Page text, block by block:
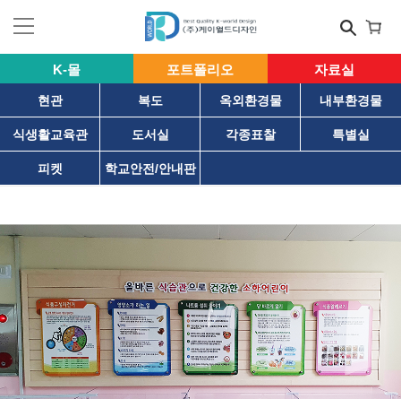
K-몰 포트폴리오 자료실
현관 복도 옥외환경물 내부환경물
식생활교육관 도서실 각종표찰 특별실
피켓 학교안전/안내판